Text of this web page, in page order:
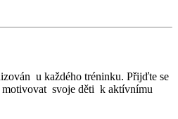
u každého tréninku. Přijďte se
svoje děti k aktívnímu